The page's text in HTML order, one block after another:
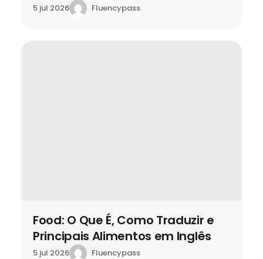
5 jul 2026 Fluencypass
Food: O Que É, Como Traduzir e
Principais Alimentos em Inglês
5 jul 2026 Fluencypass